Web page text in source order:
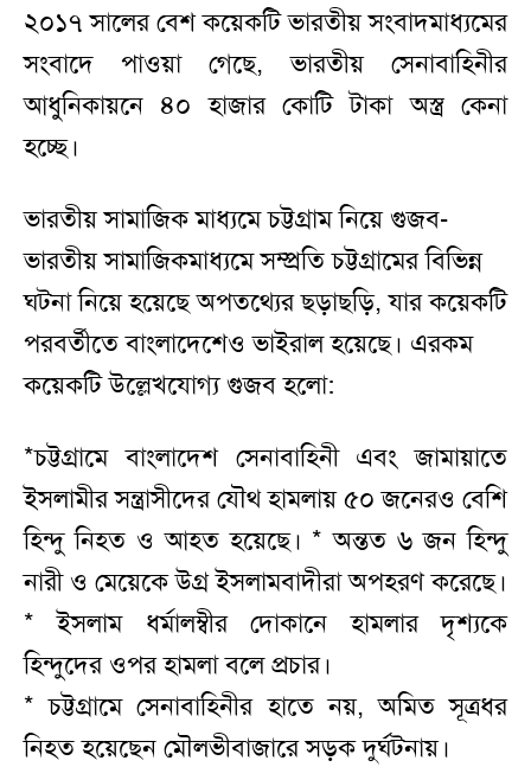
২০১৭ সালের বেশ কয়েকটি ভারতীয় সংবাদমাধ্যমের
সংবাদে পাওয়া গেছে, ভারতীয় সেনাবাহিনীর
আধুনিকায়নে ৪০ হাজার কোটি টাকা অস্ত্র কেনা
হচ্ছে।
ভারতীয় সামাজিক মাধ্যমে চট্টগ্রাম নিয়ে গুজব-
ভারতীয় সামাজিকমাধ্যমে সম্প্রতি চট্টগ্রামের বিভিন্ন
ঘটনা নিয়ে হয়েছে অপতথ্যের ছড়াছড়ি, যার কয়েকটি
পরবর্তীতে বাংলাদেশেও ভাইরাল হয়েছে। এরকম
কয়েকটি উল্লেখযোগ্য গুজব হলো:
*চট্টগ্রামে বাংলাদেশ সেনাবাহিনী এবং জামায়াতে
ইসলামীর সন্ত্রাসীদের যৌথ হামলায় ৫০ জনেরও বেশি
হিন্দু নিহত ও আহত হয়েছে। * অন্তত ৬ জন হিন্দু
নারী ও মেয়েকে উগ্র ইসলামবাদীরা অপহরণ করেছে।
* ইসলাম ধর্মালম্বীর দোকানে হামলার দৃশ্যকে
হিন্দুদের ওপর হামলা বলে প্রচার।
* চট্টগ্রামে সেনাবাহিনীর হাতে নয়, অমিত সূত্রধর
নিহত হয়েছেন মৌলভীবাজারে সড়ক দুর্ঘটনায়।